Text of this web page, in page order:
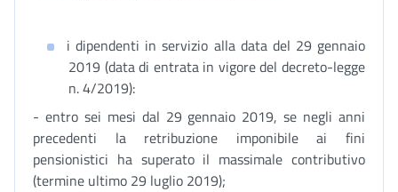
i dipendenti in servizio alla data del 29 gennaio
2019 (data di entrata in vigore del decreto-legge
n. 4/2019):
- entro sei mesi dal 29 gennaio 2019, se negli anni
precedenti la retribuzione imponibile ai fini
pensionistici ha superato il massimale contributivo
(termine ultimo 29 luglio 2019);